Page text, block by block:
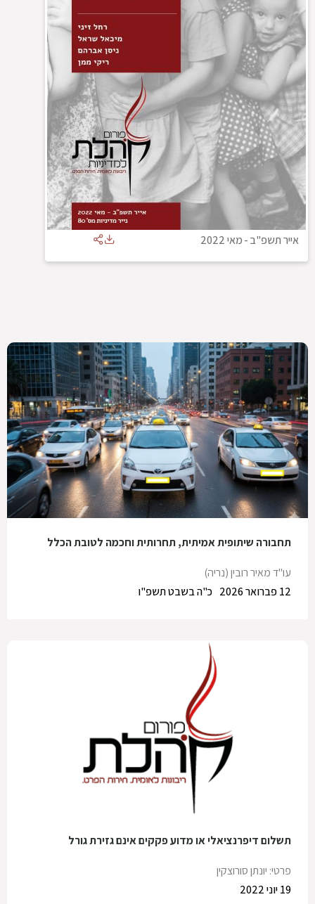
אייר תשפ"ב-מאי 2022
תחבורה שיתופית אמיתית, תחרותית וחכמה לטובת הכלל
עו"ד מאיר רובין (נריה)
כ"ה בשבט תשפ"ו
12 פברואר 2026
תשלום דיפרנציאלי או מדוע פקקים אינם גזירת גורל
פרטי: יונתן סורוצקין
19 יוני 2022